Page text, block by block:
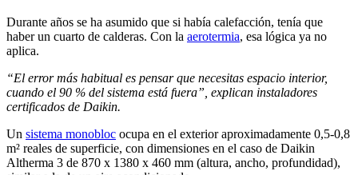
Durante años se ha asumido que si había calefacción, tenía que
haber un cuarto de calderas. Con la aerotermia, esa lógica ya no
aplica.
“El error más habitual es pensar que necesitas espacio interior,
cuando el 90 % del sistema está fuera”, explican instaladores
certificados de Daikin.
Un sistema monobloc ocupa en el exterior aproximadamente 0,5-0,8
m² reales de superficie, con dimensiones en el caso de Daikin
Altherma 3 de 870 x 1380 x 460 mm (altura, ancho, profundidad),